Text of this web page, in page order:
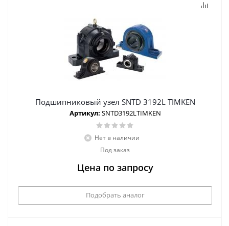
Подшипниковый узел SNTD 3192L TIMKEN
Артикул: SNTD3192LTIMKEN
Нет в наличии
Под заказ
Цена по запросу
Подобрать аналог